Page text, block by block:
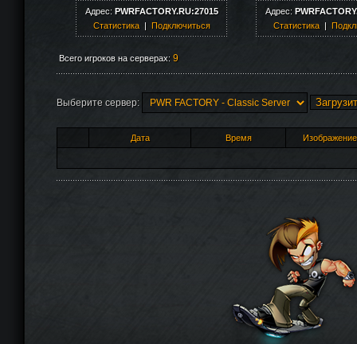
Адрес: PWRFACTORY.RU:27015
Статистика| Подключиться
Адрес:
Статистика|
Всего игроков на серверах: 9
Выберите сервер:
Дата Время Изображение